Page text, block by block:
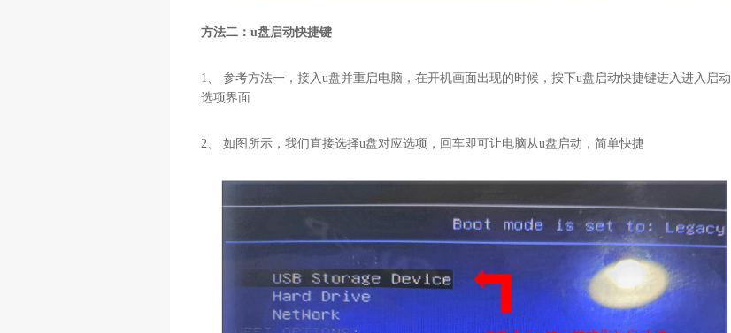
方法二：u盘启动快捷键
1、 参考方法一，接入u盘并重启电脑，在开机画面出现的时候，按下u盘启动快捷键进入进入启动
选项界面
2、 如图所示，我们直接选择u盘对应选项，回车即可让电脑从u盘启动，简单快捷